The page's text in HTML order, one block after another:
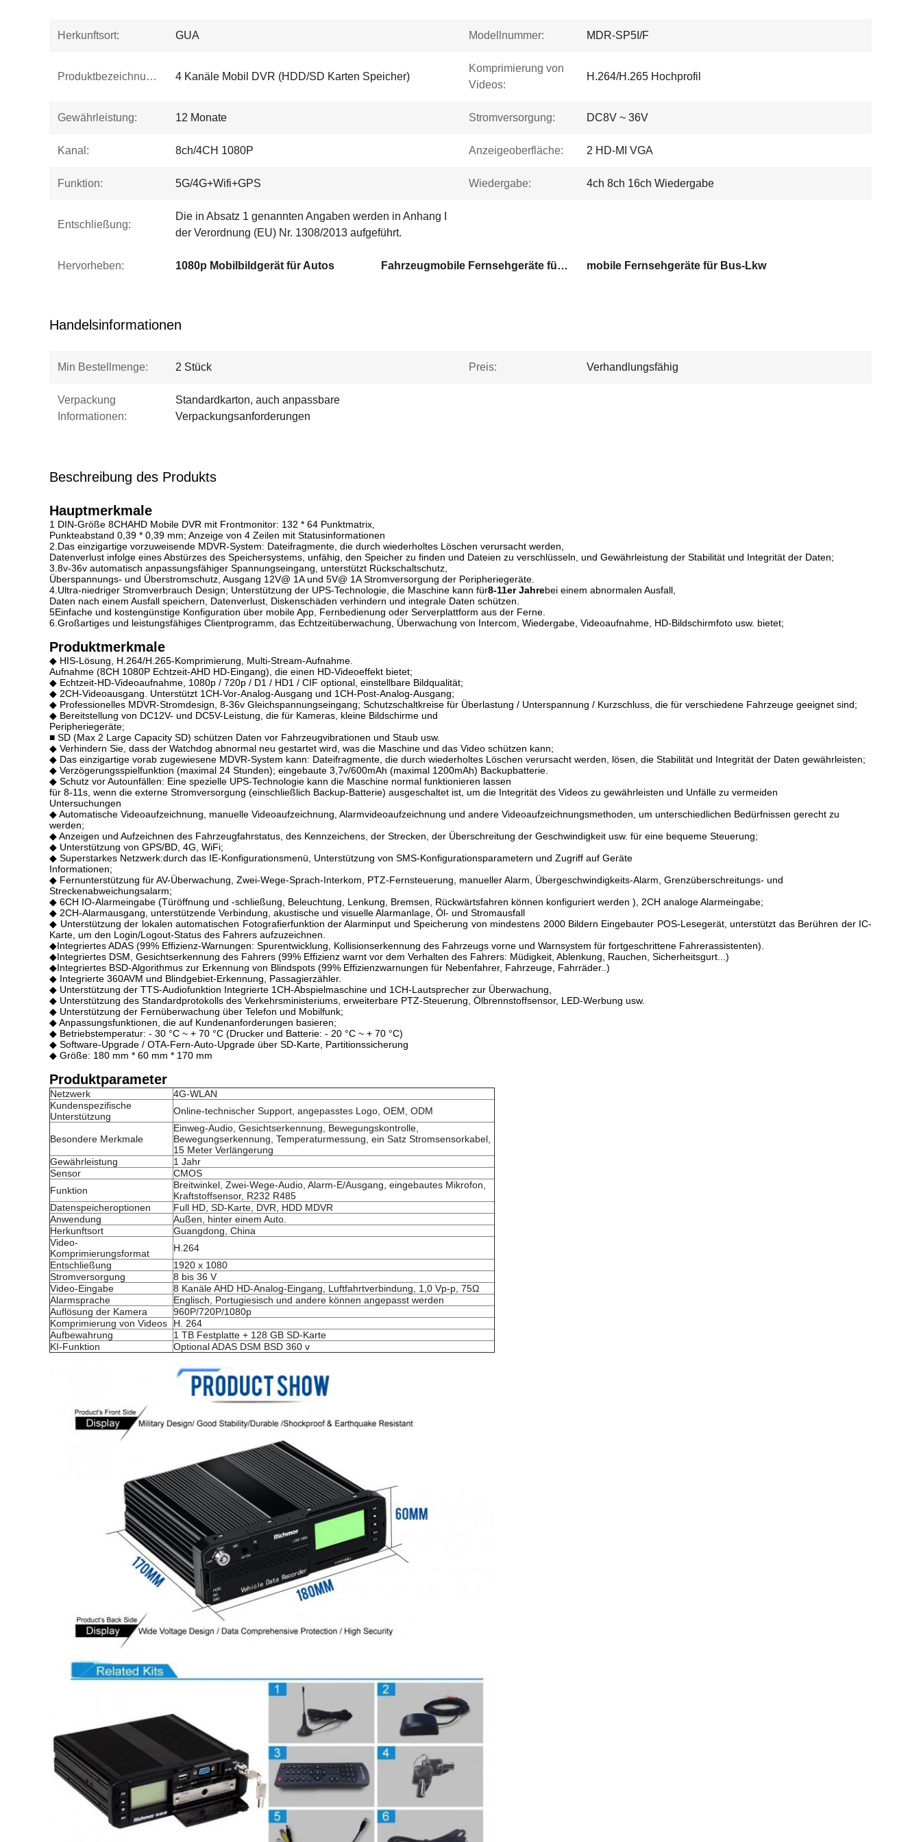
Herkunftsort: GUA Modellnummer: MDR-SP5I/F
Produktbezeichnung: 4 Kanäle Mobil DVR (HDD/SD Karten Speicher)
Komprimierung von
Videos:
H.264/H.265 Hochprofil
Gewährleistung: 12 Monate Stromversorgung: DC8V ~ 36V
Kanal: 8ch/4CH 1080P Anzeigeoberfläche: 2 HD-MI VGA
Funktion: 5G/4G+Wifi+GPS Wiedergabe: 4ch 8ch 16ch Wiedergabe
Entschließung:
Die in Absatz 1 genannten Angaben werden in Anhang I
der Verordnung (EU) Nr. 1308/2013 aufgeführt.
Hervorheben: 1080p Mobilbildgerät für Autos Fahrzeugmobile Fernsehgeräte für Busse mobile Fernsehgeräte für Bus-Lkw
Handelsinformationen
Min Bestellmenge: 2 Stück Preis: Verhandlungsfähig
Verpackung
Informationen:
Standardkarton, auch anpassbare
Verpackungsanforderungen
Beschreibung des Produkts
Hauptmerkmale
1 DIN-Größe 8CHAHD Mobile DVR mit Frontmonitor: 132 * 64 Punktmatrix,
Punkteabstand 0,39 * 0,39 mm; Anzeige von 4 Zeilen mit Statusinformationen
2.Das einzigartige vorzuweisende MDVR-System: Dateifragmente, die durch wiederholtes Löschen verursacht werden,
Datenverlust infolge eines Abstürzes des Speichersystems, unfähig, den Speicher zu finden und Dateien zu verschlüsseln, und Gewährleistung der Stabilität und Integrität der Daten;
3.8v-36v automatisch anpassungsfähiger Spannungseingang, unterstützt Rückschaltschutz,
Überspannungs- und Überstromschutz, Ausgang 12V@ 1A und 5V@ 1A Stromversorgung der Peripheriegeräte.
4.Ultra-niedriger Stromverbrauch Design; Unterstützung der UPS-Technologie, die Maschine kann für8-11er Jahrebei einem abnormalen Ausfall,
Daten nach einem Ausfall speichern, Datenverlust, Diskenschäden verhindern und integrale Daten schützen.
5Einfache und kostengünstige Konfiguration über mobile App, Fernbedienung oder Serverplattform aus der Ferne.
6.Großartiges und leistungsfähiges Clientprogramm, das Echtzeitüberwachung, Überwachung von Intercom, Wiedergabe, Videoaufnahme, HD-Bildschirmfoto usw. bietet;
Produktmerkmale
◆ HIS-Lösung, H.264/H.265-Komprimierung, Multi-Stream-Aufnahme.
Aufnahme (8CH 1080P Echtzeit-AHD HD-Eingang), die einen HD-Videoeffekt bietet;
◆ Echtzeit-HD-Videoaufnahme, 1080p / 720p / D1 / HD1 / CIF optional, einstellbare Bildqualität;
◆ 2CH-Videoausgang. Unterstützt 1CH-Vor-Analog-Ausgang und 1CH-Post-Analog-Ausgang;
◆ Professionelles MDVR-Stromdesign, 8-36v Gleichspannungseingang; Schutzschaltkreise für Überlastung / Unterspannung / Kurzschluss, die für verschiedene Fahrzeuge geeignet sind;
◆ Bereitstellung von DC12V- und DC5V-Leistung, die für Kameras, kleine Bildschirme und
Peripheriegeräte;
■ SD (Max 2 Large Capacity SD) schützen Daten vor Fahrzeugvibrationen und Staub usw.
◆ Verhindern Sie, dass der Watchdog abnormal neu gestartet wird, was die Maschine und das Video schützen kann;
◆ Das einzigartige vorab zugewiesene MDVR-System kann: Dateifragmente, die durch wiederholtes Löschen verursacht werden, lösen, die Stabilität und Integrität der Daten gewährleisten;
◆ Verzögerungsspielfunktion (maximal 24 Stunden); eingebaute 3,7v/600mAh (maximal 1200mAh) Backupbatterie.
◆ Schutz vor Autounfällen: Eine spezielle UPS-Technologie kann die Maschine normal funktionieren lassen
für 8-11s, wenn die externe Stromversorgung (einschließlich Backup-Batterie) ausgeschaltet ist, um die Integrität des Videos zu gewährleisten und Unfälle zu vermeiden
Untersuchungen
◆ Automatische Videoaufzeichnung, manuelle Videoaufzeichnung, Alarmvideoaufzeichnung und andere Videoaufzeichnungsmethoden, um unterschiedlichen Bedürfnissen gerecht zu
werden;
◆ Anzeigen und Aufzeichnen des Fahrzeugfahrstatus, des Kennzeichens, der Strecken, der Überschreitung der Geschwindigkeit usw. für eine bequeme Steuerung;
◆ Unterstützung von GPS/BD, 4G, WiFi;
◆ Superstarkes Netzwerk:durch das IE-Konfigurationsmenü, Unterstützung von SMS-Konfigurationsparametern und Zugriff auf Geräte
Informationen;
◆ Fernunterstützung für AV-Überwachung, Zwei-Wege-Sprach-Interkom, PTZ-Fernsteuerung, manueller Alarm, Übergeschwindigkeits-Alarm, Grenzüberschreitungs- und
Streckenabweichungsalarm;
◆ 6CH IO-Alarmeingabe (Türöffnung und -schließung, Beleuchtung, Lenkung, Bremsen, Rückwärtsfahren können konfiguriert werden ), 2CH analoge Alarmeingabe;
◆ 2CH-Alarmausgang, unterstützende Verbindung, akustische und visuelle Alarmanlage, Öl- und Stromausfall
◆ Unterstützung der lokalen automatischen Fotografierfunktion der Alarminput und Speicherung von mindestens 2000 Bildern Eingebauter POS-Lesegerät, unterstützt das Berühren der IC-
Karte, um den Login/Logout-Status des Fahrers aufzuzeichnen.
◆Integriertes ADAS (99% Effizienz-Warnungen: Spurentwicklung, Kollisionserkennung des Fahrzeugs vorne und Warnsystem für fortgeschrittene Fahrerassistenten).
◆Integriertes DSM, Gesichtserkennung des Fahrers (99% Effizienz warnt vor dem Verhalten des Fahrers: Müdigkeit, Ablenkung, Rauchen, Sicherheitsgurt...)
◆Integriertes BSD-Algorithmus zur Erkennung von Blindspots (99% Effizienzwarnungen für Nebenfahrer, Fahrzeuge, Fahrräder..)
◆ Integrierte 360AVM und Blindgebiet-Erkennung, Passagierzähler.
◆ Unterstützung der TTS-Audiofunktion Integrierte 1CH-Abspielmaschine und 1CH-Lautsprecher zur Überwachung,
◆ Unterstützung des Standardprotokolls des Verkehrsministeriums, erweiterbare PTZ-Steuerung, Ölbrennstoffsensor, LED-Werbung usw.
◆ Unterstützung der Fernüberwachung über Telefon und Mobilfunk;
◆ Anpassungsfunktionen, die auf Kundenanforderungen basieren;
◆ Betriebstemperatur: - 30 °C ~ + 70 °C (Drucker und Batterie: - 20 °C ~ + 70 °C)
◆ Software-Upgrade / OTA-Fern-Auto-Upgrade über SD-Karte, Partitionssicherung
◆ Größe: 180 mm * 60 mm * 170 mm
Produktparameter
Netzwerk
4G-WLAN
Kundenspezifische
Unterstützung
Online-technischer Support, angepasstes Logo, OEM, ODM
Besondere Merkmale
Einweg-Audio, Gesichtserkennung, Bewegungskontrolle,
Bewegungserkennung, Temperaturmessung, ein Satz Stromsensorkabel,
15 Meter Verlängerung
Gewährleistung
1 Jahr
Sensor
CMOS
Funktion
Breitwinkel, Zwei-Wege-Audio, Alarm-E/Ausgang, eingebautes Mikrofon,
Kraftstoffsensor, R232 R485
Datenspeicheroptionen
Full HD, SD-Karte, DVR, HDD MDVR
Anwendung
Außen, hinter einem Auto.
Herkunftsort
Guangdong, China
Video-
Komprimierungsformat
H.264
Entschließung
1920 x 1080
Stromversorgung
8 bis 36 V
Video-Eingabe
8 Kanäle AHD HD-Analog-Eingang, Luftfahrtverbindung, 1,0 Vp-p, 75Ω
Alarmsprache
Englisch, Portugiesisch und andere können angepasst werden
Auflösung der Kamera
960P/720P/1080p
Komprimierung von Videos
H. 264
Aufbewahrung
1 TB Festplatte + 128 GB SD-Karte
KI-Funktion
Optional ADAS DSM BSD 360 v